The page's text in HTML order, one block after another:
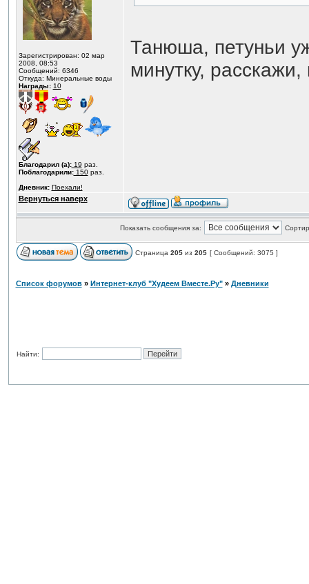
Зарегистрирован: 02 мар
2008, 08:53
Сообщений: 6346
Откуда: Минеральные воды
Награды: 10
Благодарил (а):19 раз.
Поблагодарили:150раз.
Дневник: Поехали!
Танюша, петуньи
минутку,
Вернуться наверх
Показать сообщения за:
Страница 205из 205 [ Сообщений: 3075 ]
Список форумов» Интернет-клуб "Худеем Вместе.Ру"» Дневники
Найти: